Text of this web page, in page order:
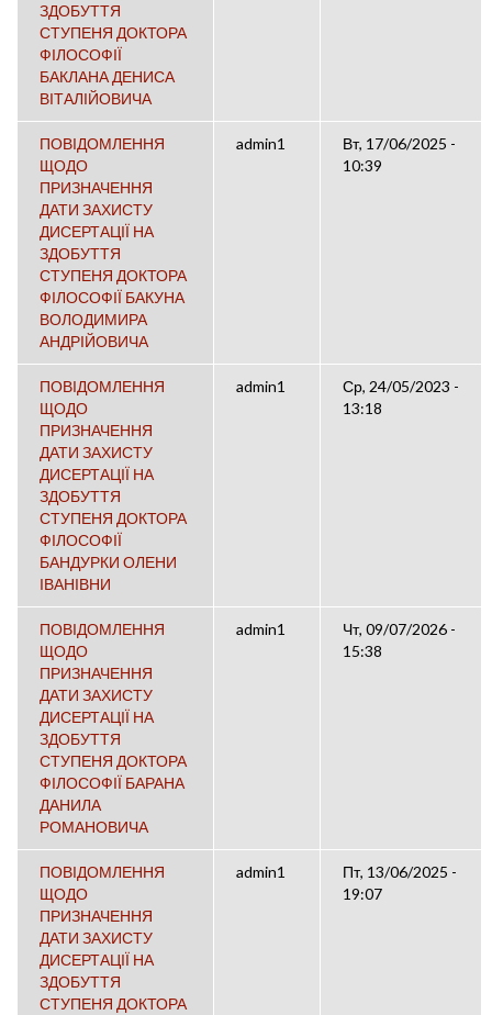
ЗДОБУТТЯ
СТУПЕНЯ ДОКТОРА
ФІЛОСОФІЇ
БАКЛАНА ДЕНИСА
ВІТАЛІЙОВИЧА
ПОВІДОМЛЕННЯ
ЩОДО
ПРИЗНАЧЕННЯ
ДАТИ ЗАХИСТУ
ДИСЕРТАЦІЇ НА
ЗДОБУТТЯ
СТУПЕНЯ ДОКТОРА
ФІЛОСОФІЇ БАКУНА
ВОЛОДИМИРА
АНДРІЙОВИЧА
admin1
Вт, 17/06/2025 -
10:39
ПОВІДОМЛЕННЯ
ЩОДО
ПРИЗНАЧЕННЯ
ДАТИ ЗАХИСТУ
ДИСЕРТАЦІЇ НА
ЗДОБУТТЯ
СТУПЕНЯ ДОКТОРА
ФІЛОСОФІЇ
БАНДУРКИ ОЛЕНИ
ІВАНІВНИ
admin1
Ср, 24/05/2023 -
13:18
ПОВІДОМЛЕННЯ
ЩОДО
ПРИЗНАЧЕННЯ
ДАТИ ЗАХИСТУ
ДИСЕРТАЦІЇ НА
ЗДОБУТТЯ
СТУПЕНЯ ДОКТОРА
ФІЛОСОФІЇ БАРАНА
ДАНИЛА
РОМАНОВИЧА
admin1
Чт, 09/07/2026 -
15:38
ПОВІДОМЛЕННЯ
ЩОДО
ПРИЗНАЧЕННЯ
ДАТИ ЗАХИСТУ
ДИСЕРТАЦІЇ НА
ЗДОБУТТЯ
СТУПЕНЯ ДОКТОРА
admin1
Пт, 13/06/2025 -
19:07